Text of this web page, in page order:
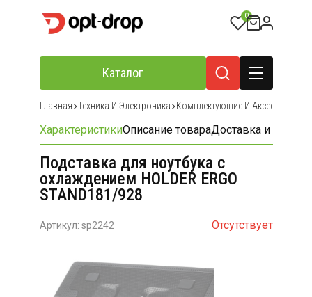
0
Каталог
Главная Техника И Электроника Комплектующие И Аксессуары
ХарактеристикиОписание товараДоставка и оплата
Подставка для ноутбука с
охлаждением HOLDER ERGO
STAND181/928
Артикул: sp2242 Отсутствует